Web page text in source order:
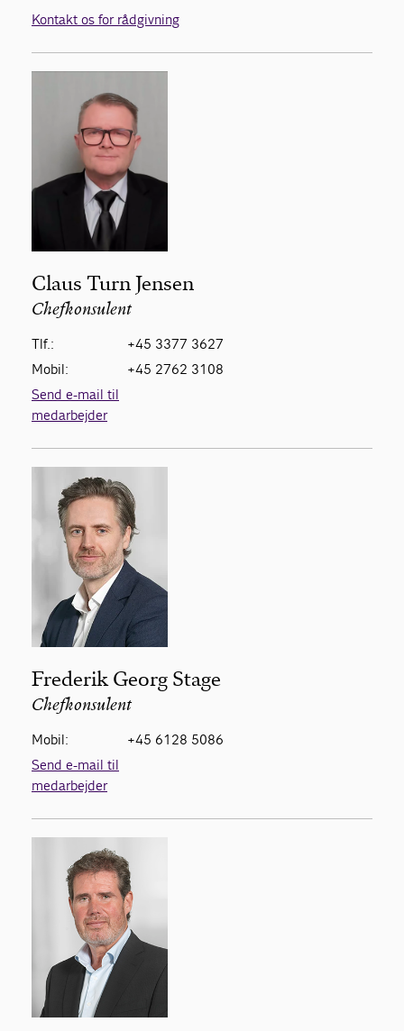
Kontakt os for rådgivning
Claus Turn Jensen
Chefkonsulent
Tlf.:
+45 3377 3627
Mobil:
+45 2762 3108
Send e-mail til
medarbejder
Frederik Georg Stage
Chefkonsulent
Mobil:
+45 6128 5086
Send e-mail til
medarbejder